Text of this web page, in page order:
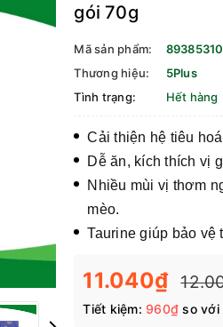
gói 70g
Mã sản phẩm:
Thương hiệu:
5Plus
Tình trạng:
Hết hàng
Cải thiện hệ tiêu
Dễ ăn, kích thích vị
Nhiều mùi vị thơm
mèo.
Taurine giúp bảo vệ
11.040₫
Tiết kiệm: 960₫so với